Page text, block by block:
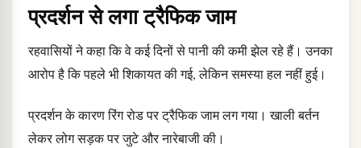
प्रदर्शन से लगा ट्रैफिक जाम
रहवासियों ने कहा कि वे कई दिनों से पानी की कमी झेल रहे हैं। उनका
आरोप है कि पहले भी शिकायत की गई, लेकिन समस्या हल नहीं हुई।
प्रदर्शन के कारण रिंग रोड पर ट्रैफिक जाम लग गया। खाली बर्तन
लेकर लोग सड़क पर जुटे और नारेबाजी की।